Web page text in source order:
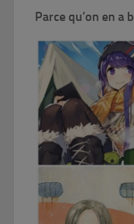
Parce qu’on en a